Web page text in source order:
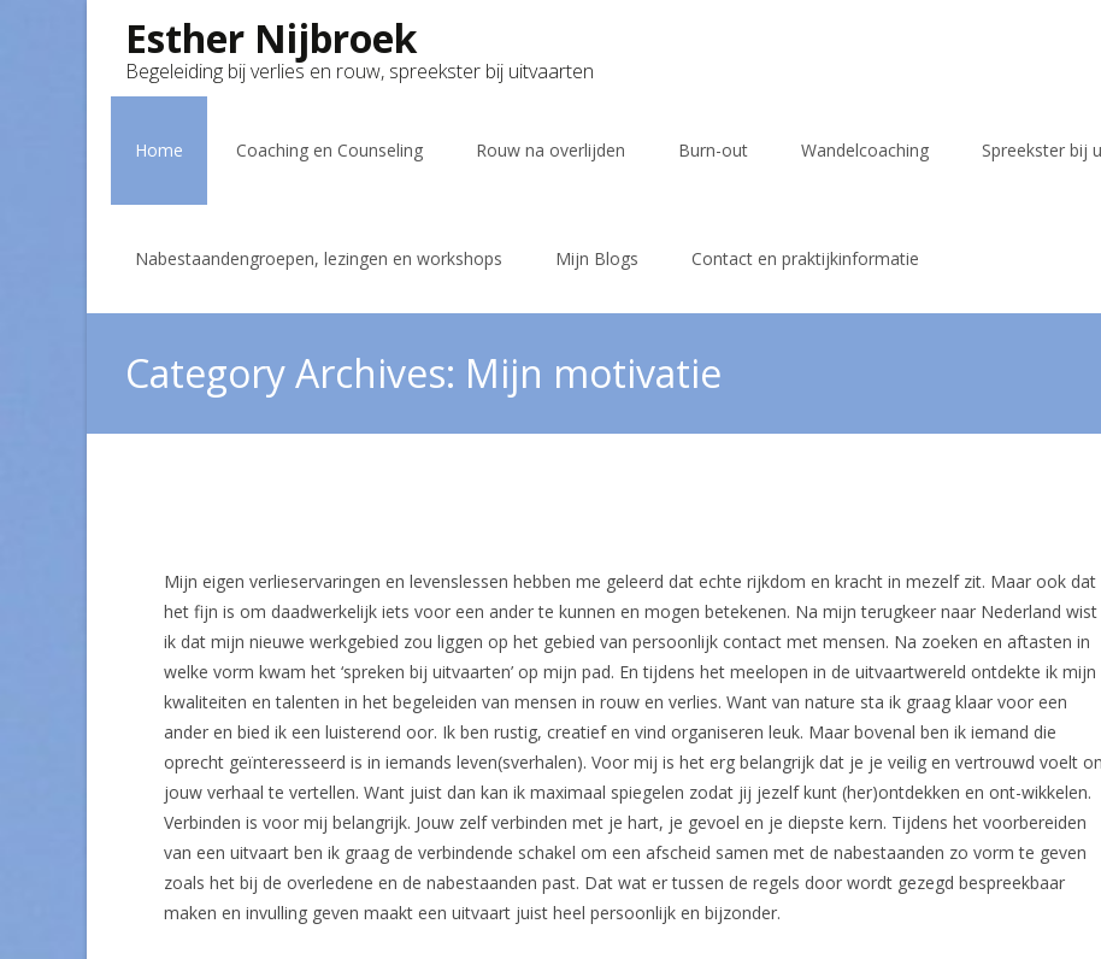
Esther Nijbroek
Begeleiding bij verlies en rouw, spreekster bij uitvaarten
Home Coaching en Counseling Rouw na overlijden Burn-out Wandelcoaching Spreekster bij
Nabestaandengroepen, lezingen en workshops Mijn Blogs Contact en praktijkinformatie
Category Archives: Mijn motivatie
Mijn eigen verlieservaringen en levenslessen hebben me geleerd dat echte rijkdom en kracht in mezelf zit. Maar ook dat
het fijn is om daadwerkelijk iets voor een ander te kunnen en mogen betekenen. Na mijn terugkeer naar Nederland wist
ik dat mijn nieuwe werkgebied zou liggen op het gebied van persoonlijk contact met mensen. Na zoeken en aftasten in
welke vorm kwam het ‘spreken bij uitvaarten’ op mijn pad. En tijdens het meelopen in de uitvaartwereld ontdekte ik mijn
kwaliteiten en talenten in het begeleiden van mensen in rouw en verlies. Want van nature sta ik graag klaar voor een
ander en bied ik een luisterend oor. Ik ben rustig, creatief en vind organiseren leuk. Maar bovenal ben ik iemand die
oprecht geïnteresseerd is in iemands leven(sverhalen). Voor mij is het erg belangrijk dat je je veilig en vertrouwd voelt
jouw verhaal te vertellen. Want juist dan kan ik maximaal spiegelen zodat jij jezelf kunt (her)ontdekken en ont-wikkelen.
Verbinden is voor mij belangrijk. Jouw zelf verbinden met je hart, je gevoel en je diepste kern. Tijdens het voorbereiden
van een uitvaart ben ik graag de verbindende schakel om een afscheid samen met de nabestaanden zo vorm te geven
zoals het bij de overledene en de nabestaanden past. Dat wat er tussen de regels door wordt gezegd bespreekbaar
maken en invulling geven maakt een uitvaart juist heel persoonlijk en bijzonder.